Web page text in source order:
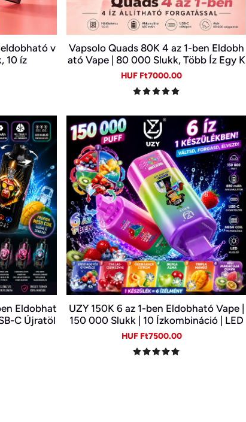
eldobható v
10 íz
Vapsolo Quads 80K 4 az 1-ben Eldobh
ató Vape | 80 000 Slukk, Több Íz Egy K
észülékben
Sale
HUF Ft7000.00
Eldobhat
C Újratöl
UZY 150K 6 az 1-ben Eldobható Vape |
150 000 Slukk | 10 Ízkombináció | LED
Kijelző | Type-C Újratölthető E-cigi
Sale
HUF Ft7500.00